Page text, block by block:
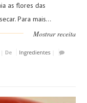
as flores das
Para mais...
Mostrar receita
De Ingredientes|